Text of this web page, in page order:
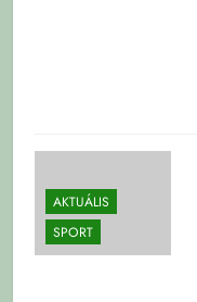
AKTUÁLIS
SPORT